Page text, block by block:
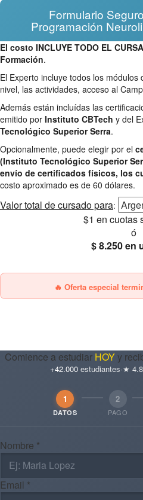
Formulario
Programación
El costo INCLUYE TODO EL
Formación.
El Experto incluye todos los
nivel, las actividades, acceso al
Además están incluídas las
emitido por Instituto CBTech y del
Tecnológico Superior Serra.
Opcionalmente, puede elegir por el
(Instituto Tecnológico Superior
envío de certificados físicos, los
costo aproximado es de 60 dólares.
Valor total de cursado para:
$1 en cuotas
ó
$ 8.250en
🔥 Oferta especial
Comience a estudiar HOYy
+42.000estudiantes·★
1
DATOS
2
PAGO
Nombre *
Email *